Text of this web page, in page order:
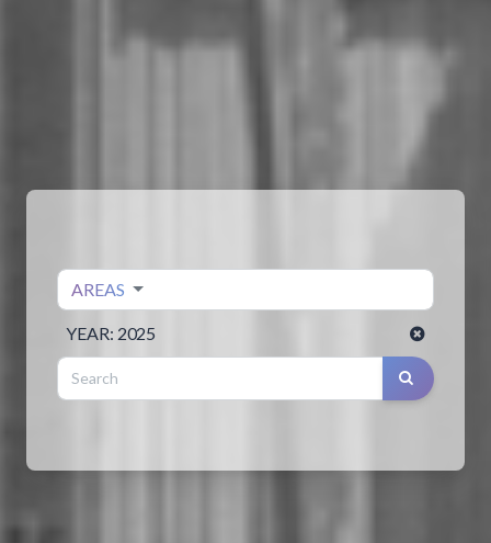
AREAS
YEAR: 2025